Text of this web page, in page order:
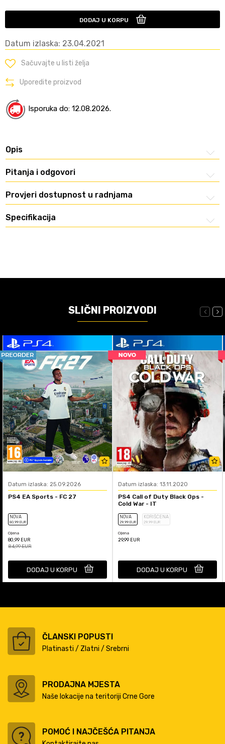
DODAJ U KORPU
Datum izlaska: 23.04.2021
Sačuvajte u listi želja
Uporedite proizvod
Isporuka do: 12.08.2026.
Opis
Pitanja i odgovori
Provjeri dostupnost u radnjama
Specifikacija
SLIČNI PROIZVODI
Datum izlaska: 25.09.2026
PS4 EA Sports - FC 27
NOVA
80,99 EUR
Cijena
80,99 EUR
84,99EUR
DODAJ U KORPU
Datum izlaska: 13.11.2020
PS4 Call of Duty Black Ops -
Cold War - IT
NOVA
29,99 EUR
KORIŠĆENA
29,99 EUR
Cijena
29,99 EUR
DODAJ U KORPU
ČLANSKI POPUSTI
Platinasti / Zlatni / Srebrni
PRODAJNA MJESTA
Naše lokacije na teritoriji Crne Gore
POMOĆ I NAJČEŠĆA PITANJA